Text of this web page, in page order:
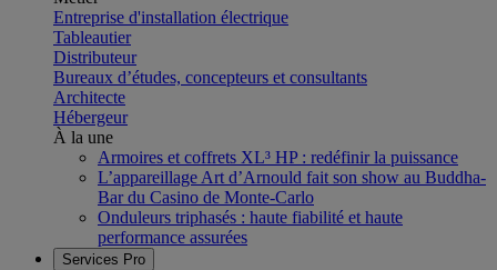
Entreprise d'installation électrique
Tableautier
Distributeur
Bureaux d’études, concepteurs et consultants
Architecte
Hébergeur
À la une
Armoires et coffrets XL³ HP : redéfinir la puissance
L’appareillage Art d’Arnould fait son show au Buddha-
Bar du Casino de Monte-Carlo
Onduleurs triphasés : haute fiabilité et haute
performance assurées
Services Pro